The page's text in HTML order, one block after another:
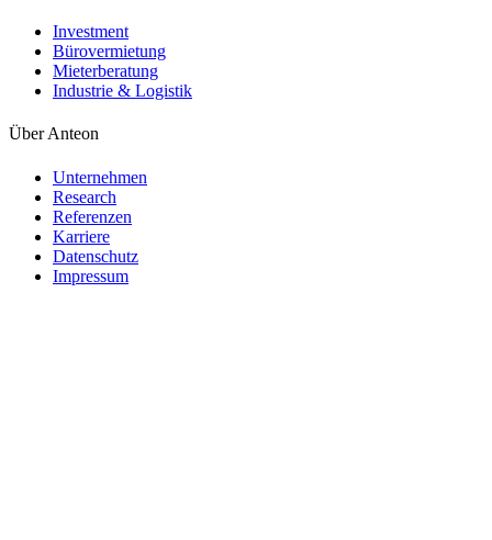
Investment
Bürovermietung
Mieterberatung
Industrie & Logistik
Über Anteon
Unternehmen
Research
Referenzen
Karriere
Datenschutz
Impressum